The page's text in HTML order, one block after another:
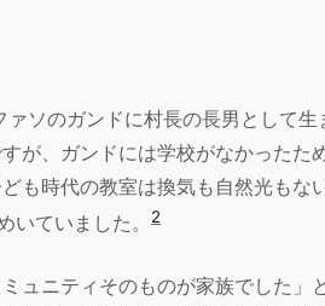
ソのガンドに村長の長男として生
が、ガンドには学校がなかったた
も時代の教室は換気も自然光もな
いていました。
2
ュニティそのものが家族でした」